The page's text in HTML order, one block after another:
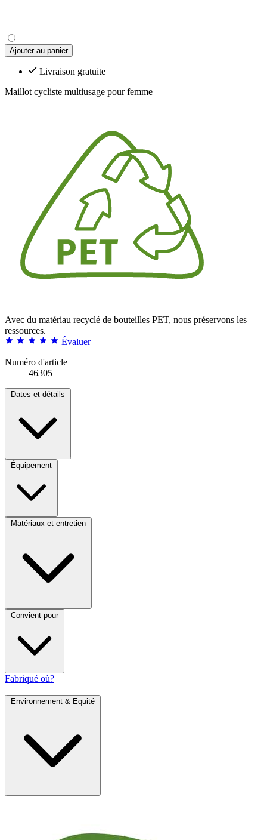
Ajouter au panier
Livraison gratuite
Maillot cycliste multiusage pour femme
Avec du matériau recyclé de bouteilles PET, nous préservons les
ressources.
Évaluer
Numéro d'article
46305
Dates et détails
Équipement
Matériaux et entretien
Convient pour
Fabriqué où?
Environnement & Equité